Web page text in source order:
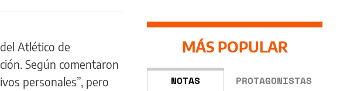
Atlético de
Según comentaron
personales”, pero
MÁS POPULAR
NOTAS PROTAGONISTAS